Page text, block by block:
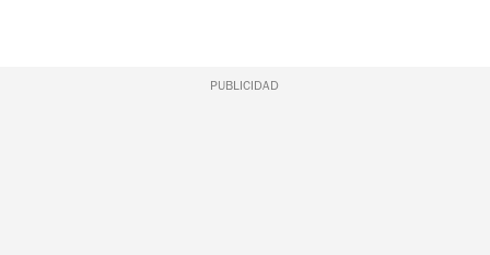
PUBLICIDAD